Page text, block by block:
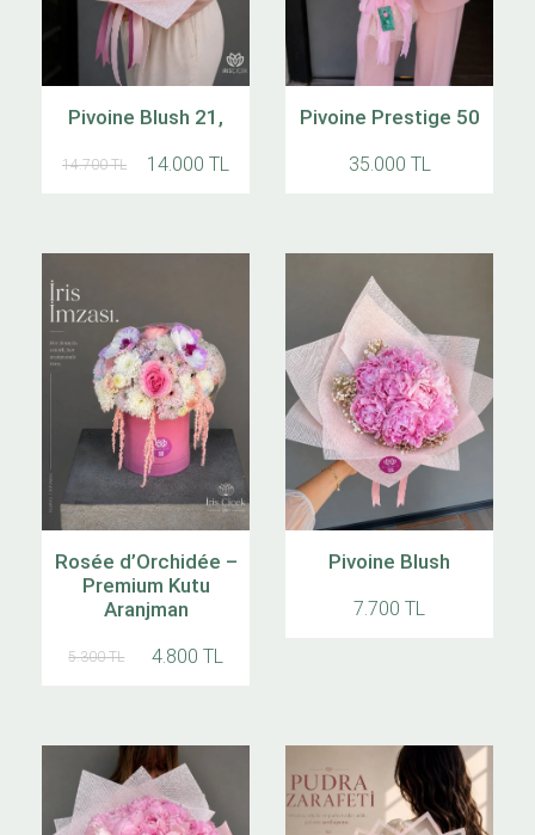
Pivoine Blush 21,
14.700 TL 14.000 TL
Pivoine Prestige 50
35.000 TL
Rosée d’Orchidée –
Premium Kutu
Aranjman
5.300 TL 4.800 TL
Pivoine Blush
7.700 TL